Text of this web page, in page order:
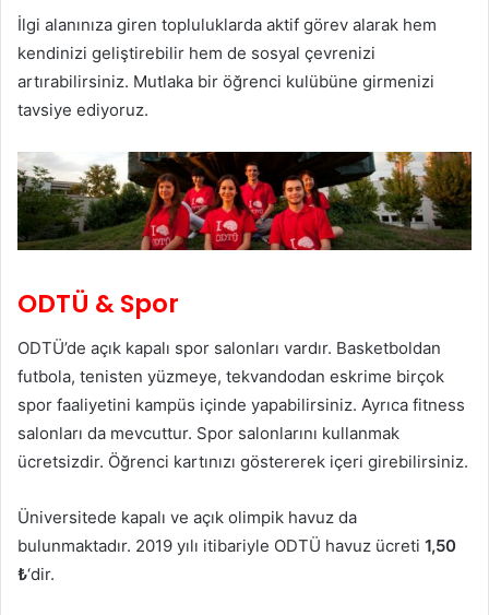
İlgi alanınıza giren topluluklarda aktif görev alarak hem
kendinizi geliştirebilir hem de sosyal çevrenizi
artırabilirsiniz. Mutlaka bir öğrenci kulübüne girmenizi
tavsiye ediyoruz.
ODTÜ & Spor
ODTÜ’de açık kapalı spor salonları vardır. Basketboldan
futbola, tenisten yüzmeye, tekvandodan eskrime birçok
spor faaliyetini kampüs içinde yapabilirsiniz. Ayrıca fitness
salonları da mevcuttur. Spor salonlarını kullanmak
ücretsizdir. Öğrenci kartınızı göstererek içeri girebilirsiniz.
Üniversitede kapalı ve açık olimpik havuz da
bulunmaktadır. 2019 yılı itibariyle ODTÜ havuz ücreti 1,50
₺‘dir.